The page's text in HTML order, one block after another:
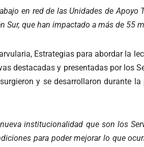
en red de las Unidades de Apoyo
Sur, que han impactado a más de
Estrategias para abordar la
destacadas y presentadas por los
y se desarrollaron durante
institucionalidad que son los
para poder mejorar lo que